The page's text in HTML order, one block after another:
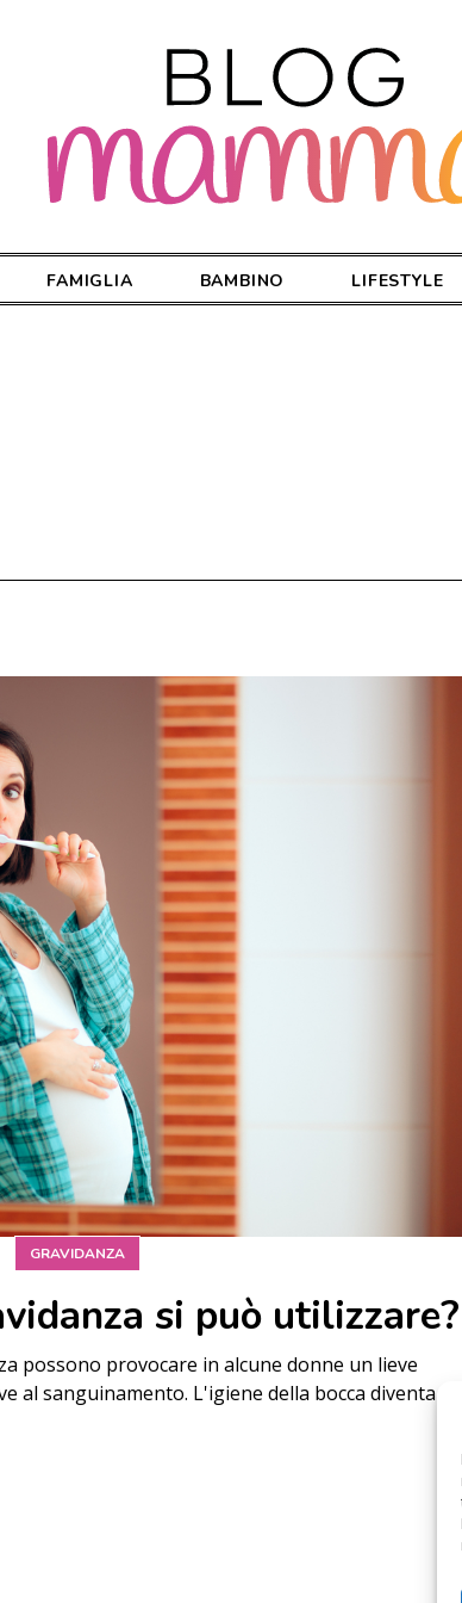
FAMIGLIA BAMBINO LIFESTYLE
GRAVIDANZA
si può utilizzare?
possono provocare in alcune donne un lieve
sanguinamento. L'igiene della bocca diventa